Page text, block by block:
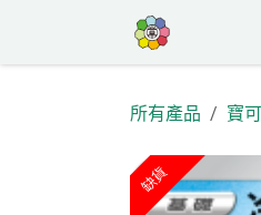
所有產品 寶
缺貨